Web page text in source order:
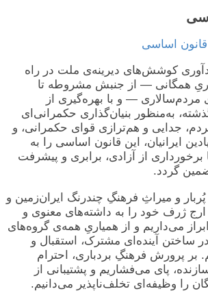
اساسی
کوشش‌های دیرینه‌ی ملت در راه
همگانی — از جنبش مشروطه تا
— و با بهره‌گیری از
به‌منظور بنیان‌گذاری حکمرانی‌ای
جدایی و هم‌ترازی قوای حکمرانی، و
ایرانیان، این قانون اساسی را به
از آزادی، برابری و پیشرفت
گردد.
و میراثِ فرهنگِ چندرنگ ایران‌زمین و
ارج ژرف خود را به داشته‌های معنوی و
می‌داریم و از همیاریِ همه‌ی گروه‌های
ساختن آینده‌ای مشترک، استقبال و
پرورش فرهنگِ بردباری، احترام
پای می‌فشاریم و پشتیبانی از
را وظیفه‌ای تخلف‌ناپذیر می‌دانیم.